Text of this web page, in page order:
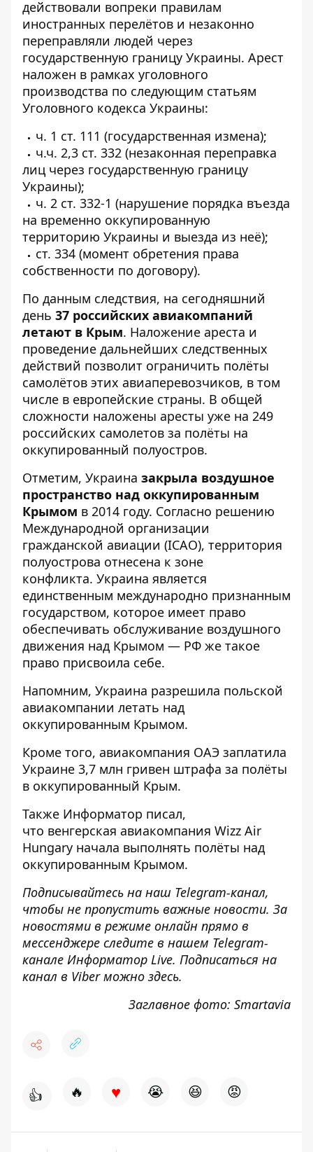
действовали вопреки правилам
иностранных перелётов и незаконно
переправляли людей через
государственную границу Украины. Арест
наложен в рамках уголовного
производства по следующим статьям
Уголовного кодекса Украины:
ч. 1 ст. 111 (государственная измена);
ч.ч. 2,3 ст. 332 (незаконная переправка
лиц через государственную границу
Украины);
ч. 2 ст. 332-1 (нарушение порядка въезда
на временно оккупированную
территорию Украины и выезда из неё);
ст. 334 (момент обретения права
собственности по договору).
По данным следствия, на сегодняшний
день 37 российских авиакомпаний
летают в Крым. Наложение ареста и
проведение дальнейших следственных
действий позволит ограничить полёты
самолётов этих авиаперевозчиков, в том
числе в европейские страны. В общей
сложности наложены аресты уже на 249
российских самолетов за полёты на
оккупированный полуостров.
Отметим, Украина закрыла воздушное
пространство над оккупированным
Крымом в 2014 году. Согласно решению
Международной организации
гражданской авиации (ICAO), территория
полуострова отнесена к зоне
конфликта. Украина является
единственным международно признанным
государством, которое имеет право
обеспечивать обслуживание воздушного
движения над Крымом — РФ же такое
право присвоила себе.
Напомним, Украина разрешила польской
авиакомпании летать над
оккупированным Крымом.
Кроме того, авиакомпания ОАЭ заплатила
Украине 3,7 млн гривен штрафа за полёты
в оккупированный Крым.
Также Информатор писал,
что венгерская авиакомпания Wizz Air
Hungary начала выполнять полёты над
оккупированным Крымом.
Подписывайтесь на наш Telegram-канал,
чтобы не пропустить важные новости. За
новостями в режиме онлайн прямо в
мессенджере следите в нашем Telegram-
канале Информатор Live. Подписаться на
канал в Viber можно здесь.
Заглавное фото: Smartavia
👍 🔥 ♥ 😭 😆 😡